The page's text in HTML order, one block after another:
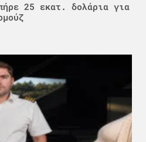
25 εκατ. δολάρια για